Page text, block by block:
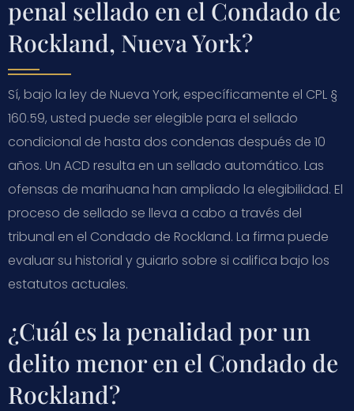
penal sellado en el Condado de
Rockland, Nueva York?
Sí, bajo la ley de Nueva York, específicamente el CPL §
160.59, usted puede ser elegible para el sellado
condicional de hasta dos condenas después de 10
años. Un ACD resulta en un sellado automático. Las
ofensas de marihuana han ampliado la elegibilidad. El
proceso de sellado se lleva a cabo a través del
tribunal en el Condado de Rockland. La firma puede
evaluar su historial y guiarlo sobre si califica bajo los
estatutos actuales.
¿Cuál es la penalidad por un
delito menor en el Condado de
Rockland?